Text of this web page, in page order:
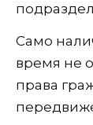
Само
время не
права